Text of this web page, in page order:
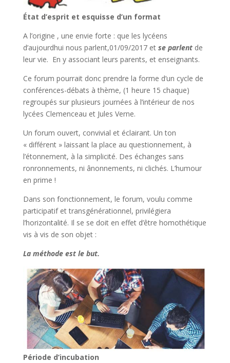
État d’esprit et esquisse d’un format
A l’origine , une envie forte : que les lycéens
d’aujourdhui nous parlent,01/09/2017 et se parlentde
leur vie. En y associant leurs parents, et enseignants.
Ce forum pourrait donc prendre la forme d’un cycle de
conférences-débats à thème, (1 heure 15 chaque)
regroupés sur plusieurs journées à l’intérieur de nos
lycées Clemenceau et Jules Verne.
Un forum ouvert, convivial et éclairant. Un ton
« différent » laissant la place au questionnement, à
l’étonnement, à la simplicité. Des échanges sans
ronronnements, ni ânonnements, ni clichés. L’humour
en prime !
Dans son fonctionnement, le forum, voulu comme
participatif et transgénérationnel, privilégiera
l’horizontalité. Il se se doit en effet d’être homothétique
vis à vis de son objet :
La méthode est le but.
Période d’incubation